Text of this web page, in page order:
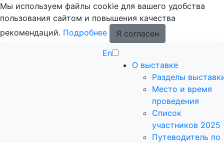
Мы используем файлы cookie для вашего удобства
пользования сайтом и повышения качества
рекомендаций. Подробнее
Я согласен
En
О выставке
Разделы
Место и время
проведения
Список
участников 2025
Путеводитель по